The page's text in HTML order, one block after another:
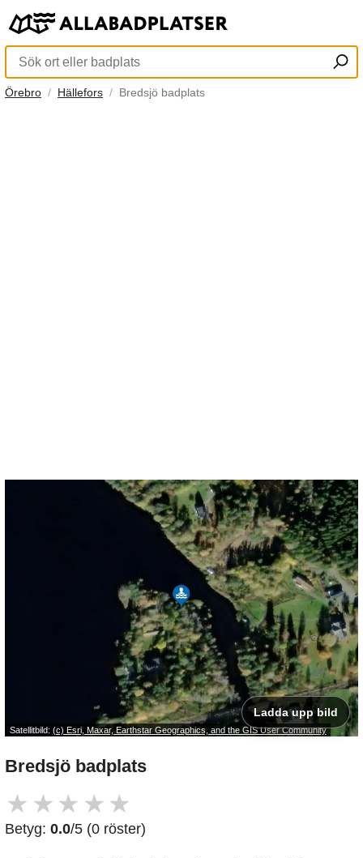
Örebro Hällefors Bredsjö badplats
Satellitbild: (c) Esri, Maxar, Earthstar Geographics, and the GIS User Community
Ladda upp bild
Bredsjö badplats
★ ★ ★ ★ ★
Betyg: 0.0/5 (0 röster)